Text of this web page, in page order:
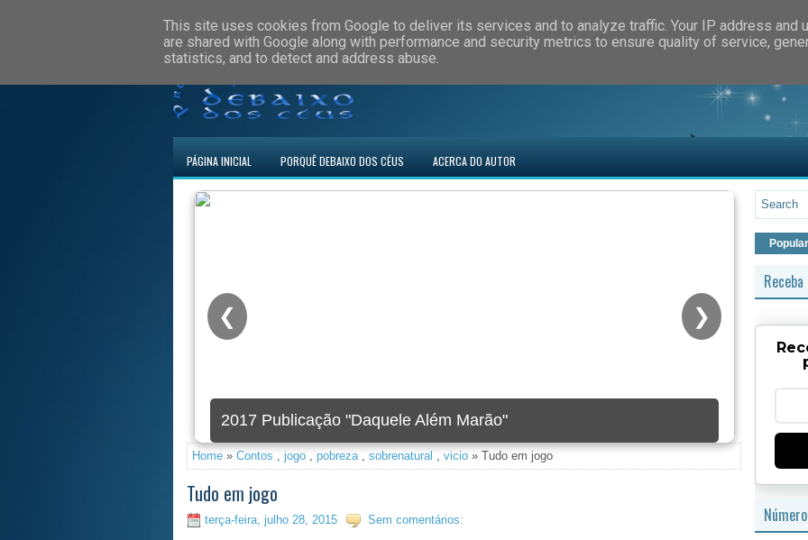
PÁGINA INICIAL PORQUÊ DEBAIXO DOS CÉUS ACERCA DO AUTOR
❮
2020 Foi criada a nova imagem
❯
Home » Contos , jogo , pobreza, sobrenatural , vicio » Tudo em jogo
Tudo em jogo
terça-feira, julho 28, 2015 Sem comentários:
Popular
This site uses cookies from Google to deliver its services and to analyze traffic. Your IP address and
are shared with Google along with performance and security metrics to ensure quality of service,
statistics, and to detect and address abuse.